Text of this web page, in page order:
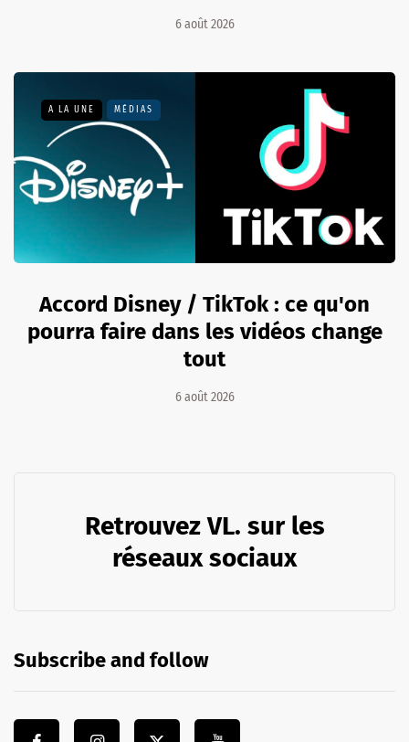
6 août 2026
A LA UNE MÉDIAS
Accord Disney / TikTok : ce qu'on
pourra faire dans les vidéos change
tout
6 août 2026
Retrouvez VL. sur les
réseaux sociaux
Subscribe and follow